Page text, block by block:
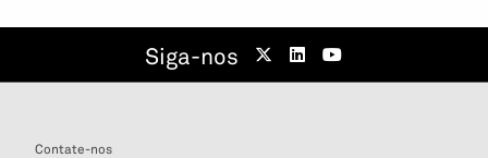
Siga-nos
Contate-nos